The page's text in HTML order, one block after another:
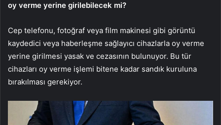
oy verme yerine girilebilecek mi?
Cep telefonu, fotoğraf veya film makinesi gibi görüntü
kaydedici veya haberleşme sağlayıcı cihazlarla oy verme
yerine girilmesi yasak ve cezasının bulunuyor. Bu tür
cihazları oy verme işlemi bitene kadar sandık kuruluna
bırakılması gerekiyor.